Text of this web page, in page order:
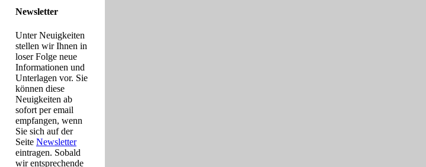
Newsletter
Unter Neuigkeiten
stellen wir Ihnen in
loser Folge neue
Informationen und
Unterlagen vor. Sie
können diese
Neuigkeiten ab
sofort per email
empfangen, wenn
Sie sich auf der
Seite Newsletter
eintragen. Sobald
wir entsprechende